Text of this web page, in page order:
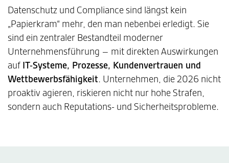
Datenschutz und Compliance sind längst kein
„Papierkram“ mehr, den man nebenbei erledigt. Sie
sind ein zentraler Bestandteil moderner
Unternehmensführung – mit direkten Auswirkungen
auf IT-Systeme, Prozesse, Kundenvertrauen und
Wettbewerbsfähigkeit. Unternehmen, die 2026 nicht
proaktiv agieren, riskieren nicht nur hohe Strafen,
sondern auch Reputations- und Sicherheitsprobleme.